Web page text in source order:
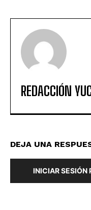
REDACCIÓN
DEJA UNA
INICIAR SESIÓN